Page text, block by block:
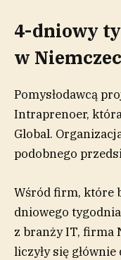
4-dniowy
w
Pomysłodawcą
Intraprenoer,
Global.
podobnego
Wśród firm, które
dniowego
z branży IT, firma
liczyły się